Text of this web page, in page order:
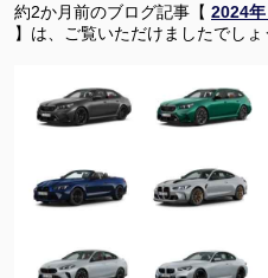
約2か月前のブログ記事【 2024年
】は、ご覧いただけましたでしょ